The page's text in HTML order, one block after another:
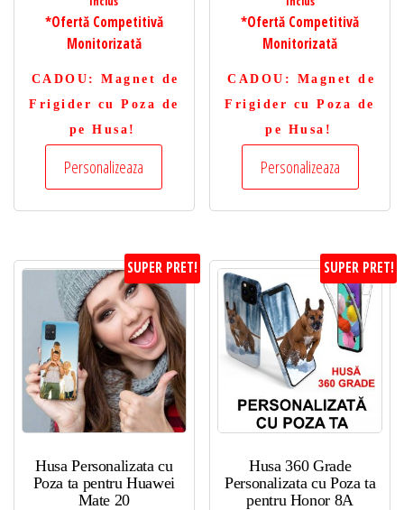
*Ofertă Competitivă
Monitorizată
CADOU : Magnet de
Frigider cu Poza de
pe Husa!
Personalizeaza
*Ofertă Competitivă
Monitorizată
CADOU : Magnet de
Frigider cu Poza de
pe Husa!
Personalizeaza
SUPER PRET!
Husa Personalizata cu
Poza ta pentru Huawei
Mate 20
SUPER PRET!
Husa 360 Grade
Personalizata cu Poza ta
pentru Honor 8A